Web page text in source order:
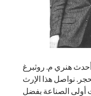
هنري م. روثبرغ
نواصل هذا الإرث
أولى الصناعة بفضل